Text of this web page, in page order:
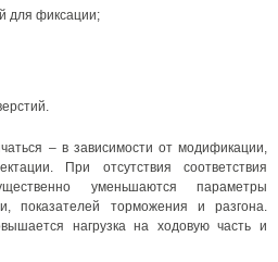
для фиксации;
– в зависимости от модификации,
При отсутствия соответствия
уменьшаются параметры
показателей торможения и разгона.
нагрузка на ходовую часть и